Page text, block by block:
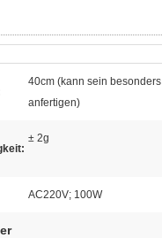
40cm (kann sein besonders
anfertigen)
± 2g
AC220V; 100W